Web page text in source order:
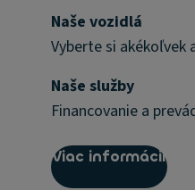
Naše vozidlá
Vyberte si
Naše služby
Financovanie a
Viac informácií